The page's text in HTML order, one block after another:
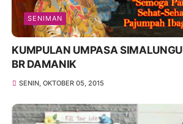
SENIMAN
KUMPULAN UMPASA
BR DAMANIK
SENIN, OKTOBER 05, 2015